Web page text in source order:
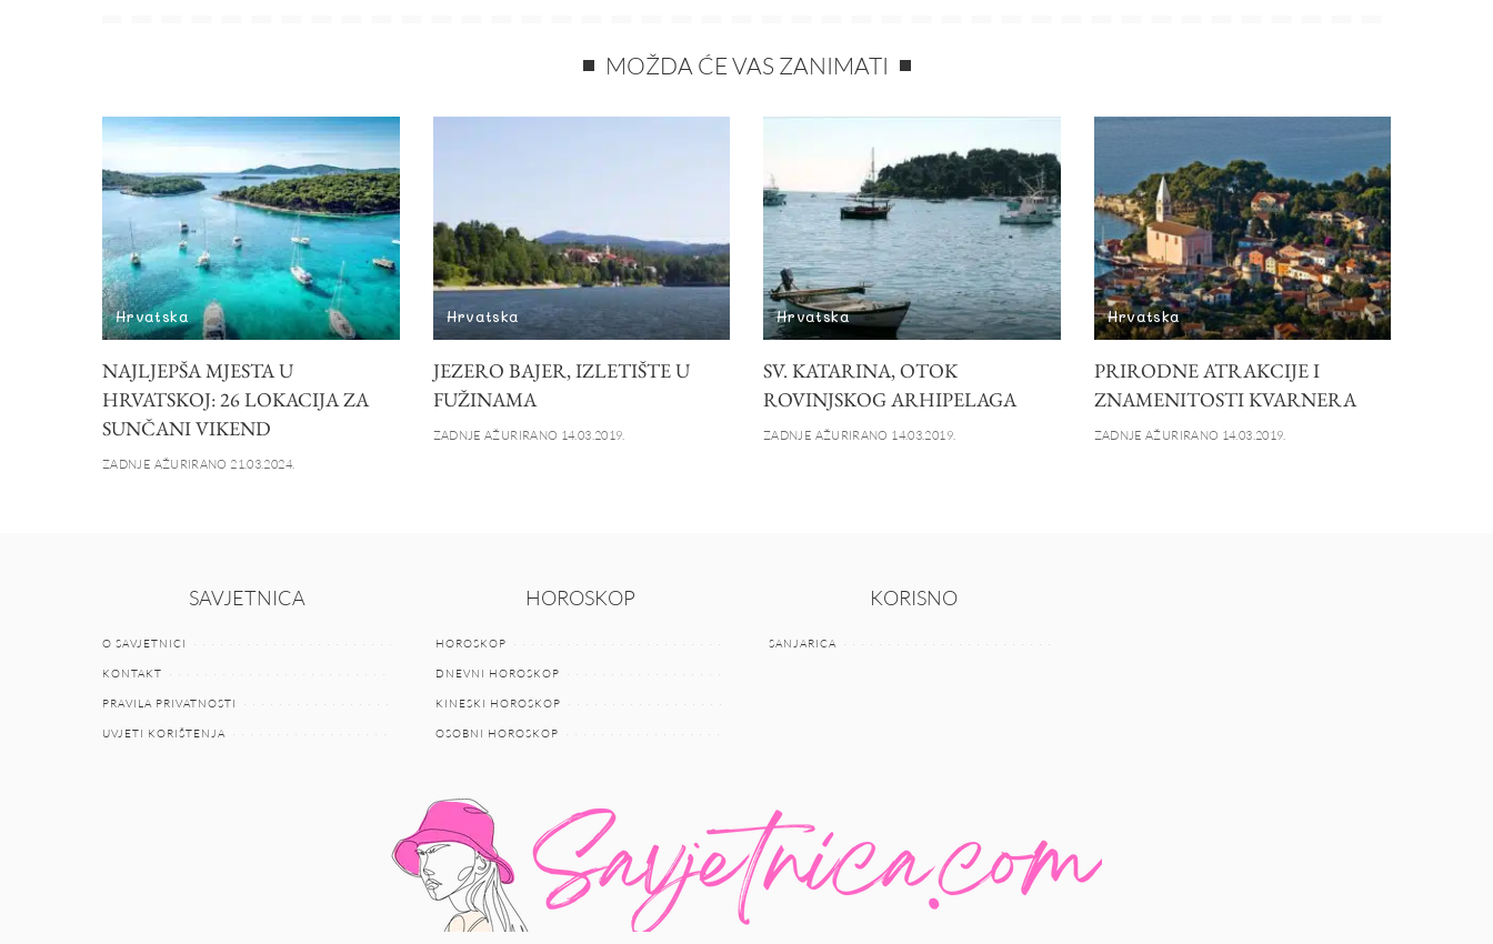
MOŽDA ĆE VAS ZANIMATI
Hrvatska
NAJLJEPŠA MJESTA U
HRVATSKOJ: 26 LOKACIJA ZA
SUNČANI VIKEND
ZADNJE AŽURIRANO 21.03.2024.
Hrvatska
JEZERO BAJER, IZLETIŠTE U
FUŽINAMA
ZADNJE AŽURIRANO 14.03.2019.
Hrvatska
SV. KATARINA, OTOK
ROVINJSKOG ARHIPELAGA
ZADNJE AŽURIRANO 14.03.2019.
Hrvatska
PRIRODNE ATRAKCIJE I
ZNAMENITOSTI KVARNERA
ZADNJE AŽURIRANO 14.03.2019.
SAVJETNICA
O SAVJETNICI
KONTAKT
PRAVILA PRIVATNOSTI
UVJETI KORIŠTENJA
HOROSKOP
HOROSKOP
DNEVNI HOROSKOP
KINESKI HOROSKOP
OSOBNI HOROSKOP
KORISNO
SANJARICA